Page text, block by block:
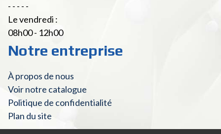
- - - - -
Le vendredi :
08h00 - 12h00
Notre entreprise
À propos de nous
Voir notre catalogue
Politique de confidentialité
Plan du site